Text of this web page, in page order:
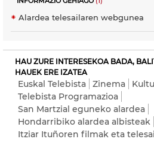
Alardea telesailaren webgunea
HAU ZURE INTERESEKOA BADA,
HAUEK ERE IZATEA
Euskal Telebista Zinema
Telebista Programazioa
San Martzial eguneko alardea
Hondarribiko alardea albisteak
Itziar Ituñoren filmak eta